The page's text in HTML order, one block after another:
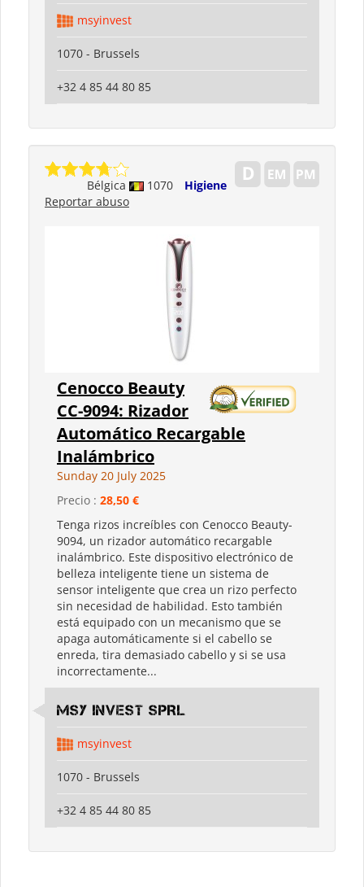
msyinvest
1070 - Brussels
+32 4 85 44 80 85
Bélgica 1070
Higiene
Reportar abuso
Cenocco Beauty
CC-9094: Rizador
Automático Recargable
Inalámbrico
Sunday 20 July 2025
Precio : 28,50 €
Tenga rizos increíbles con Cenocco Beauty-
9094, un rizador automático recargable
inalámbrico. Este dispositivo electrónico de
belleza inteligente tiene un sistema de
sensor inteligente que crea un rizo perfecto
sin necesidad de habilidad. Esto también
está equipado con un mecanismo que se
apaga automáticamente si el cabello se
enreda, tira demasiado cabello y si se usa
incorrectamente...
MSY INVEST SPRL
msyinvest
1070 - Brussels
+32 4 85 44 80 85